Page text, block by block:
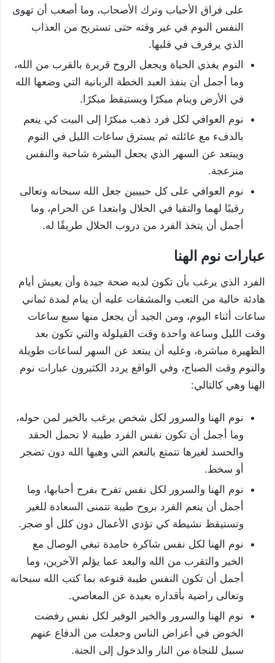
على فراق الأحباب وترك الأصحاب، وما أصعب أن تهوى
النفس النوم في غير وقته حتى تستريح من العذاب
الذي يرفرف في قلبها.
النوم يغذي الحياة ويجعل الروح قريرة بالقرب من الله،
وما أجمل أن ينفذ العبد الخطة الربانية التي وضعها الله
في الأرض وينام مبكرًا ويستيقظ مبكرًا.
نوم العوافي لكل فرد ذهب مبكرًا إلى البيت كي ينعم
بالدفء مع عائلته ثم يسترق ساعات الليل في النوم
ويبتعد عن السهر الذي يجعل البشرة شاحبة والنفس
منزعجة.
نوم العوافي على كل حبيبين جعل الله سبحانه وتعالى
رقيبًا لهما والتقيا في الحلال وابتعدا عن الحرام، وما
أجمل أن يتخذ الفرد من دروب الحلال طريقًا له.
عبارات نوم الهنا
الفرد الذي يرغب بأن تكون لديه صحة جيدة وأن يعيش أيام
هادئة خالية من التعب والمشقات عليه أن ينام لمدة ثماني
ساعات أثناء اليوم، ومن الجيد أن يجعل منها سبع ساعات
وقت الليل وساعة واحدة وقت القيلولة والتي تكون بعد
الظهيرة مباشرة، وعليه أن يبتعد عن السهر لساعات طويلة
والنوم وقت الصباح، وفي الواقع يردد الكثيرون عبارات نوم
الهنا وهي كالتالي:
نوم الهنا والسرور لكل شخص يرغب بالخير لمن حوله،
وما أجمل أن تكون نفس الفرد طيبة لا تحمل الحقد
والحسد لغيرها تتمتع بالنعم التي وهبها الله دون تضجر
أو سخط.
نوم الهنا والسرور لكل نفس تفرح بفرح أحبابها، وما
أجمل أن ينعم الفرد بروح طيبة تتمنى السعادة للغير
وتستيقظ نشيطة كي تؤدي الأعمال دون كلل أو ضجر.
نوم الهنا لكل نفس شاكرة حامدة تبغي الوصال مع
الخير والتقرب من الله والبعد عما يؤلم الآخرين، وما
أجمل أن تكون النفس طيبة قنوعه بما كتب الله سبحانه
وتعالى راضية بأقداره بعيدة عن المعاصي.
نوم الهنا والسرور والخير الوفير لكل نفس رفضت
الخوض في أعراض الناس وجعلت من الدفاع عنهم
سبيل للنجاة من النار والدخول إلى الجنة.